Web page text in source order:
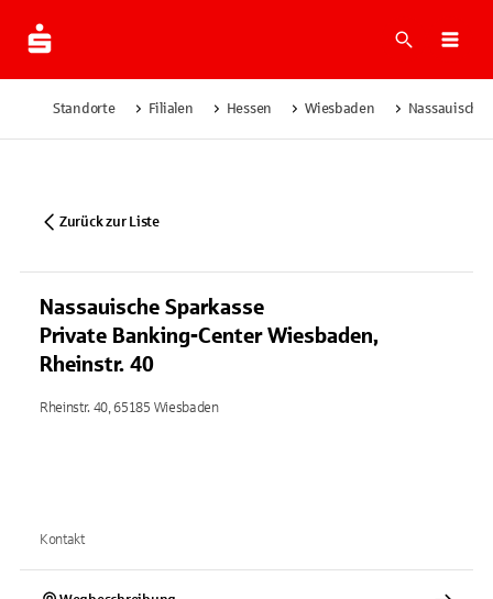
Suche
Standorte Filialen Hessen Wiesbaden Nassauische
Zurück zur Liste
Nassauische Sparkasse
Private Banking-Center Wiesbaden,
Rheinstr. 40
Rheinstr. 40, 65185 Wiesbaden
Kontakt